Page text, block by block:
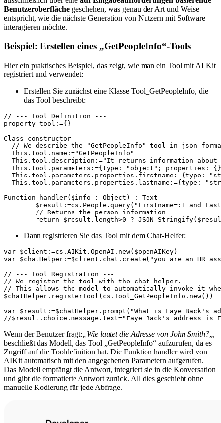
Benutzeroberfläche geschehen, was genau der Art und Weise
entspricht, wie die nächste Generation von Nutzern mit Software
interagieren möchte.
Beispiel: Erstellen eines „GetPeopleInfo“-Tools
Hier ein praktisches Beispiel, das zeigt, wie man ein Tool mit AI Kit
registriert und verwendet:
Erstellen Sie zunächst eine Klasse Tool_GetPeopleInfo, die
das Tool beschreibt:
// --- Tool Definition ---
property tool:={}
Class constructor
// We describe the "GetPeopleInfo" tool in json
  This.tool.name:="GetPeopleInfo"
This.tool.description:="It returns information
This.tool.parameters:={type: "object"; properties:
This.tool.parameters.properties.firstname:={type:
This.tool.parameters.properties.lastname:={type:
Function handler($info : Object) : Text
return $result.length>0 ? JSON
Dann registrieren Sie das Tool mit dem Chat-Helfer:
var $client:=cs.AIKit.OpenAI.new($openAIKey)
var $chatHelper:=$client.chat.create("you are an HR
// --- Tool Registration ---
// We register the tool with the chat helper.
// This allows the model to automatically invoke it
$chatHelper.registerTool(cs.Tool_GetPeopleInfo.new())
var $result:=$chatHelper.prompt("What is Faye Back's
//$result.choice.message.text=" Faye Back's address is
Wenn der Benutzer fragt: „Wie lautet die Adresse von John Smith?„,
beschließt das Modell, das Tool „GetPeopleInfo“ aufzurufen, da es
Zugriff auf die Tooldefinition hat. Die Funktion handlerwird von
AIKit automatisch mit den angegebenen Parametern aufgerufen.
Das Modell empfängt die Antwort, integriert sie in die Konversation
und gibt die formatierte Antwort zurück. All dies geschieht ohne
manuelle Kodierung für jede Abfrage.